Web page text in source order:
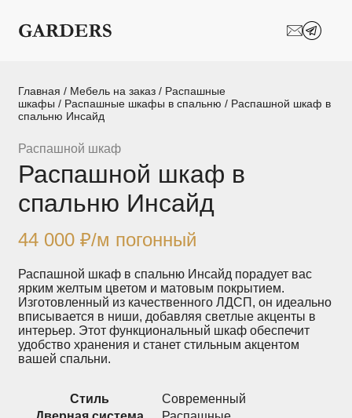
Шкафы-купе
Межкомнатные
Гостиные
Мебель в детскую
Модульные
системы
Стеллажи Тумбы
Шкафы по
назначению
Гардеробные
Главная / Мебель на заказ / Распашные
шкафы / Распашные шкафы в спальню / Распашной шкаф в
спальню Инсайд
Распашной шкаф
Распашной шкаф в
спальню Инсайд
44 000₽/м погонный
Распашной шкаф в спальню Инсайд порадует вас
ярким желтым цветом и матовым покрытием.
Изготовленный из качественного ЛДСП, он идеально
вписывается в ниши, добавляя светлые акценты в
интерьер. Этот функциональный шкаф обеспечит
удобство хранения и станет стильным акцентом
вашей спальни.
Стиль
Современный